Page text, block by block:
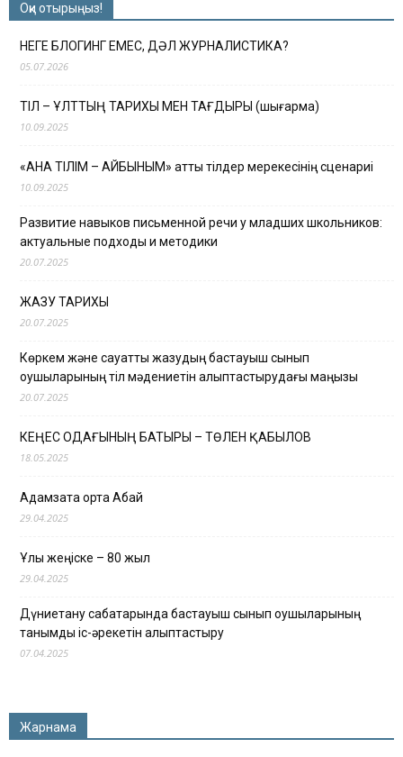
Оқи отырыңыз!
НЕГЕ БЛОГИНГ ЕМЕС, ДӘЛ ЖУРНАЛИСТИКА?
05.07.2026
ТІЛ – ҰЛТТЫҢ ТАРИХЫ МЕН ТАҒДЫРЫ (шығарма)
10.09.2025
«АНА ТІЛІМ – АЙБЫНЫМ» атты тілдер мерекесінің сценариі
10.09.2025
Развитие навыков письменной речи у младших школьников:
актуальные подходы и методики
20.07.2025
ЖАЗУ ТАРИХЫ
20.07.2025
Көркем және сауатты жазудың бастауыш сынып
оқушыларының тіл мәдениетін қалыптастырудағы маңызы
20.07.2025
КЕҢЕС ОДАҒЫНЫҢ БАТЫРЫ – ТӨЛЕН ҚАБЫЛОВ
18.05.2025
Адамзатқа ортақ Абай
29.04.2025
Ұлы жеңіске – 80 жыл
29.04.2025
Дүниетану сабақтарында бастауыш сынып оқушыларының
танымдық іс-әрекетін қалыптастыру
07.04.2025
Жарнама